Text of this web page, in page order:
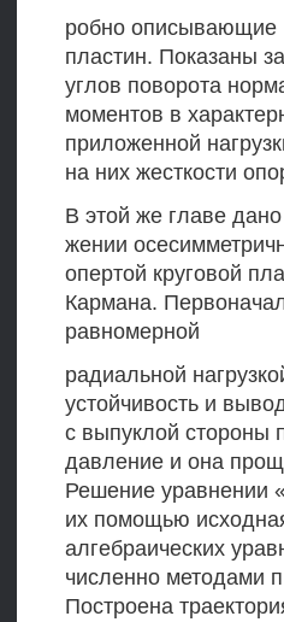
робно описывающие
пластин. Показаны
углов поворота
моментов в
приложенной
на них жесткости
В этой же главе
жении
опертой круговой
Кармана.
равномерной
радиальной
устойчивость и
с выпуклой стороны
давление и она
Решение уравнении
их помощью
алгебраических
численно методами
Построена